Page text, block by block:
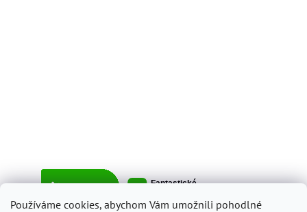
Používáme cookies, abychom Vám umožnili pohodlné